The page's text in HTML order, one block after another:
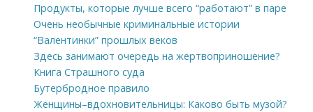
Продукты, которые лучше всего “работают” в паре
Очень необычные криминальные истории
“Валентинки” прошлых веков
Здесь занимают очередь на жертвоприношение?
Книга Страшного суда
Бутербродное правило
Женщины–вдохновительницы: Каково быть музой?